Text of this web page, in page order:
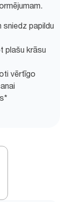
papildu
plašu krāsu
vērtīgo